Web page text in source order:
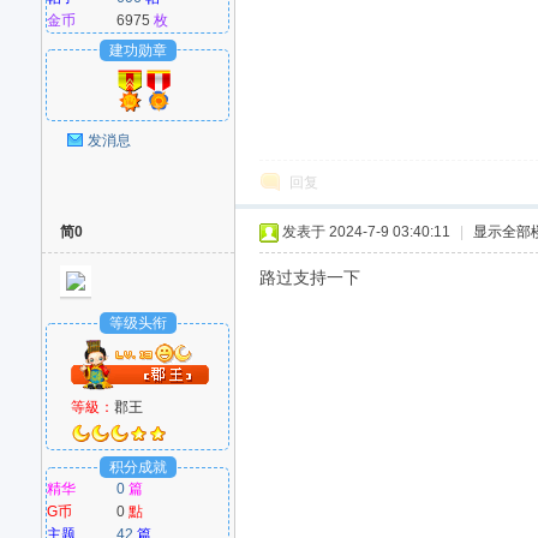
金币
6975枚
建功勋章
发消息
回复
简0
等级头衔
等級：郡王
积分成就
精华
0 篇
G币
0點
发表于 2024-7-9 03:40:11 显示全部
路过支持一下